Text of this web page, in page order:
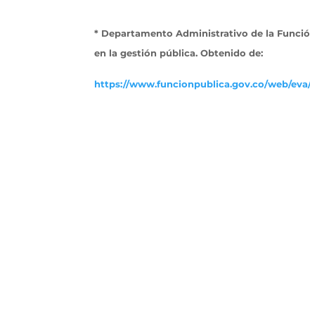
* Departamento Administrativo de la
en la gestión pública. Obtenido de:
https://www.funcionpublica.gov.co/web/